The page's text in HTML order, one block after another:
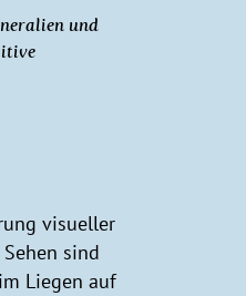
und
visueller
sind
Liegen auf